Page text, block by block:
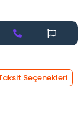
Seçenekleri